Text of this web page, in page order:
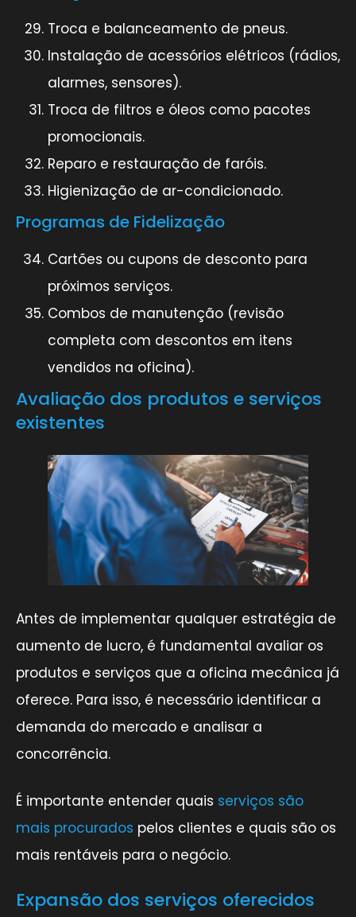
Troca e balanceamento de pneus.
Instalação de acessórios elétricos (rádios,
alarmes, sensores).
Troca de filtros e óleos como pacotes
promocionais.
Reparo e restauração de faróis.
Higienização de ar-condicionado.
Programas de Fidelização
Cartões ou cupons de desconto para
próximos serviços.
Combos de manutenção (revisão
completa com descontos em itens
vendidos na oficina).
Avaliação dos produtos e serviços
existentes
Antes de implementar qualquer estratégia de
aumento de lucro, é fundamental avaliar os
produtos e serviços que a oficina mecânica já
oferece. Para isso, é necessário identificar a
demanda do mercado e analisar a
concorrência.
É importante entender quais serviços são
mais procurados pelos clientes e quais são os
mais rentáveis para o negócio.
Expansão dos serviços oferecidos